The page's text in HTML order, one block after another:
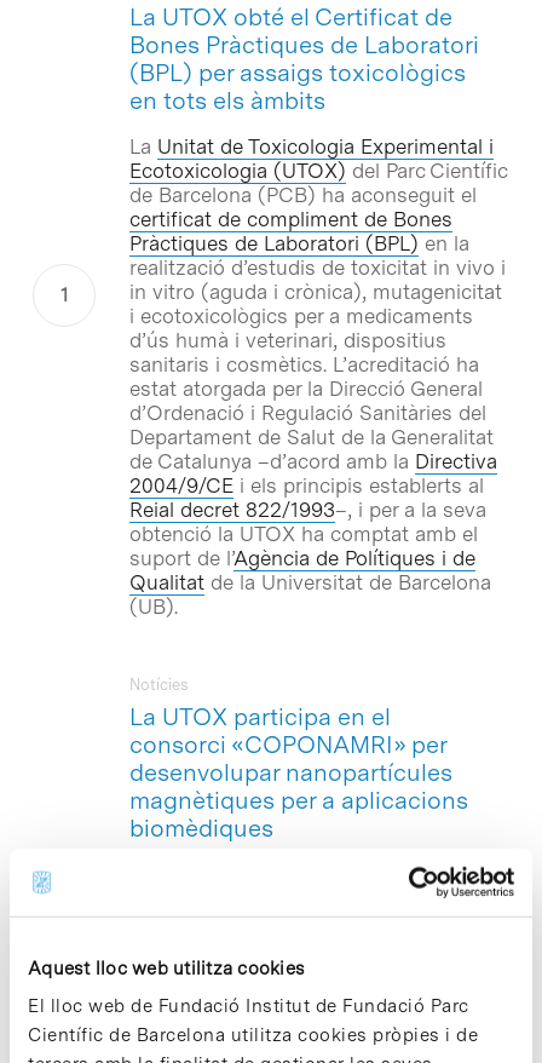
Aquest lloc web utilitza cookies
El lloc web de Fundació Institut de Fundació Parc
Científic de Barcelona utilitza cookies pròpies i de
La UTOX obté el Certificat de
Bones Pràctiques de Laboratori
(BPL) per assaigs toxicològics
en tots els àmbits
La Unitat de Toxicologia Experimental i
Ecotoxicologia (UTOX) del Parc Científic
de Barcelona (PCB) ha aconseguit el
certificat de compliment de Bones
Pràctiques de Laboratori (BPL) en la
realització d’estudis de toxicitat in vivo i
in vitro (aguda i crònica), mutagenicitat
i ecotoxicològics per a medicaments
d’ús humà i veterinari, dispositius
sanitaris i cosmètics. L’acreditació ha
estat atorgada per la Direcció General
d’Ordenació i Regulació Sanitàries del
Departament de Salut de la Generalitat
de Catalunya –d’acord amb la Directiva
2004/9/CE i els principis establerts al
Reial decret 822/1993–, i per a la seva
obtenció la UTOX ha comptat amb el
suport de l’Agència de Polítiques i de
Qualitatde la Universitat de Barcelona
(UB).
La UTOX participa en el
consorci «COPONAMRI» per
desenvolupar nanopartícules
magnètiques per a aplicacions
biomèdiques
Notícies
Unitat de Toxicologia Experimental i
del Parc Científic
de Barcelona –liderada per Miquel
consorci europeu que durà a terme el
projecte «COPONAMRI», que té com a
finalitat desenvolupar una nova
generació de nanopartícules